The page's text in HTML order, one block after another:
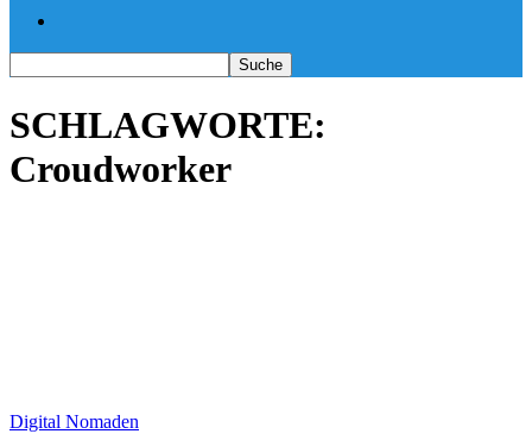
SCHLAGWORTE:
Croudworker
Digital Nomaden